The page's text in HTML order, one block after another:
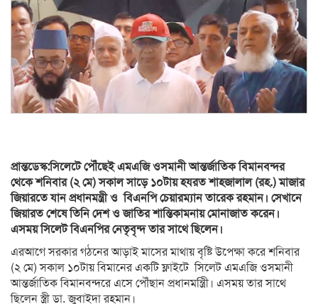
প্রান্তডেস্ক:সিলেটে পৌঁছেই এমএজি ওসমানী আন্তর্জাতিক বিমানবন্দর
থেকে শনিবার (২ মে) সকাল সাড়ে ১০টায় হযরত শাহজালাল (রহ.) মাজার
জিয়ারতে যান প্রধানমন্ত্রী ও বিএনপি চেয়ারম্যান তারেক রহমান। সেখানে
জিয়ারত শেষে তিনি দেশ ও জাতির শান্তিকামনায় মোনাজাত করেন।
এসময় সিলেট বিএনপির নেতৃবৃন্দ তার সাথে ছিলেন।
এরআগে সরকার গঠনের আড়াই মাসের মাথায় বৃষ্টি উপেক্ষা করে শনিবার
(২ মে) সকাল ১০টায় বিমানের একটি ফ্লাইটে সিলেট এমএজি ওসমানী
আন্তর্জাতিক বিমানবন্দরে এসে পৌঁছান প্রধানমন্ত্রীি। এসময় তার সাথে
ছিলেন স্ত্রী ডা. জুবাইদা রহমান।